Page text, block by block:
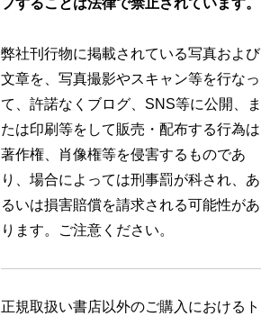
プすることは法律で禁止されています。
弊社刊行物に掲載されている写真および
文章を、写真撮影やスキャン等を行なっ
て、許諾なくブログ、SNS等に公開、ま
たは印刷等をして販売・配布する行為は
著作権、肖像権等を侵害するものであ
り、場合によっては刑事罰が科され、あ
るいは損害賠償を請求される可能性があ
ります。ご注意ください。
正規取扱い書店以外のご購入におけるト